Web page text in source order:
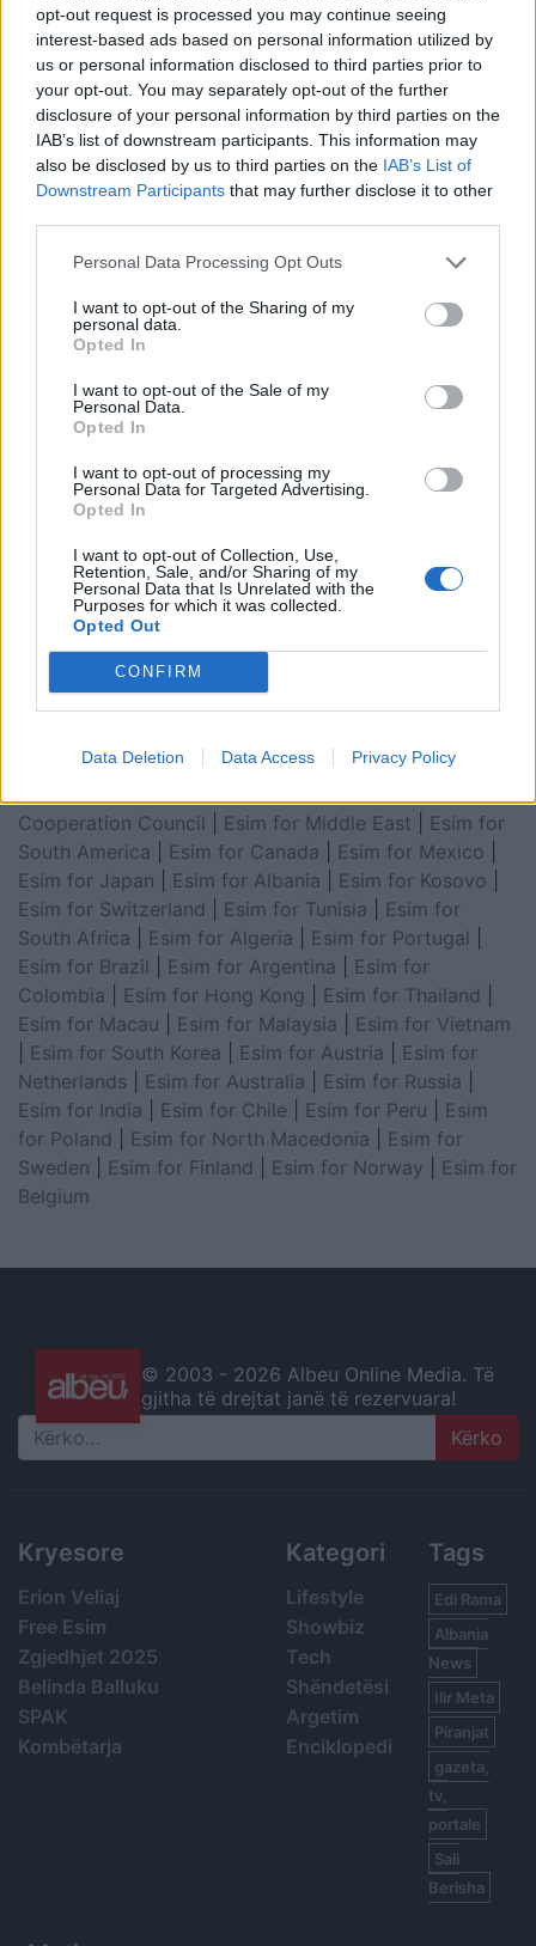
opt-out request is processed you may continue seeing
interest-based ads based on personal information utilized by
us or personal information disclosed to third parties prior to
your opt-out. You may separately opt-out of the further
disclosure of your personal information by third parties on the
IAB’s list of downstream participants. This information may
also be disclosed by us to third parties on the IAB’s List of
Downstream Participants that may further disclose it to other
Personal Data Processing Opt Outs
I want to opt-out of the Sharing of my
personal data.
Opted In
I want to opt-out of the Sale of my
Personal Data.
Opted In
I want to opt-out of processing my
Personal Data for Targeted Advertising.
Opted In
I want to opt-out of Collection, Use,
Retention, Sale, and/or Sharing of my
Personal Data that Is Unrelated with the
Purposes for which it was collected.
Opted Out
CONFIRM
Data Deletion Data Access Privacy Policy
Arrestohet 73-vjeçari në Krujë,
ndezi zjarr për të djegur barin
dhe flakët u përhapën drejt
malit
Esim for Global|Esim for Europe|Esim for Caribbean
Esim for USA|
for Turkey|Esim for Germany|Esim for Greece|Esim
Esim for World Cup 2026
Arabia|Esim for Egypt|Esim for United Arab
for China| Esim for United Kingdom |Esim for Africa
Cooperation Council
Esim for Middle East
Esim for
South America
Esim for Canada Esim for Mexico
Esim for Japan
Esim for Albania Esim for Kosovo
Esim for Switzerland
Esim for Tunisia
Esim for
South Africa
Esim for Algeria Esim for Portugal
Esim for Brazil
Esim for Argentina
Esim for
Colombia
Esim for Hong Kong Esim for Thailand
Esim for Macau
Esim for Malaysia
Esim for Vietnam
Esim for South Korea Esim for Austria
Esim for
Netherlands
Esim for Australia Esim for Russia
Esim for India
Esim for Chile Esim for Peru
Esim
for Poland
Esim for North Macedonia
Esim for
Sweden
Esim for Finland Esim for Norway
Esim for
Belgium
© 2003 - 2026 Albeu Online Media. Të
gjitha të drejtat janë të rezervuara!
Search
Kryesore
Erion Veliaj
Free Esim
Zgjedhjet 2025
Belinda Balluku
SPAK
Kombëtarja
Kategori
Lifestyle
Showbiz
Tech
Shëndetësi
Argetim
Enciklopedi
Tags
Edi Rama
Albania
News
Ilir Meta
Piranjat
gazeta,
tv,
portale
Sali
Berisha